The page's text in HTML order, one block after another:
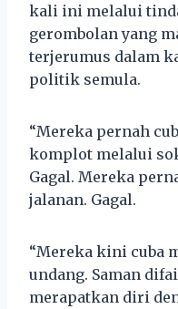
kali ini melalui
gerombolan yang
terjerumus dalam
politik semula.
“Mereka pernah
komplot melalui
Gagal. Mereka
jalanan. Gagal.
“Mereka kini cuba
undang. Saman
merapatkan diri